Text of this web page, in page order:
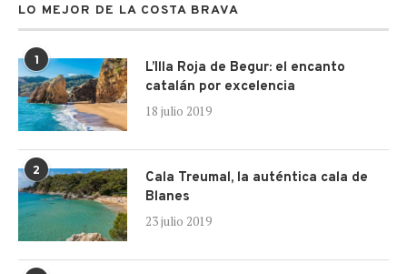
LO MEJOR DE LA COSTA BRAVA
1
L’Illa Roja de Begur: el encanto
catalán por excelencia
18 julio 2019
2
Cala Treumal, la auténtica cala de
Blanes
23 julio 2019